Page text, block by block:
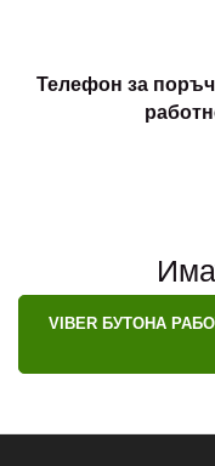
Телефон за
VIBER БУТОНА